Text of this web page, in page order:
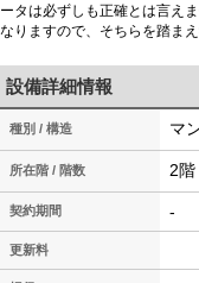
ータは必ずしも正確とは言え
なりますので、そちらを踏ま
設備詳細情報
種別 / 構造 マ
所在階 / 階数 2
契約期間 -
更新料